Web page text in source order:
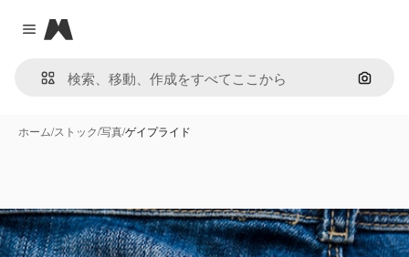
Close menu
Magnific
画像で
ホーム/ストック/写真/ゲイプライド